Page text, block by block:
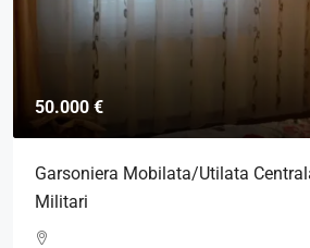
125.000 €
Ap 3 Camere Modern Mobilat/